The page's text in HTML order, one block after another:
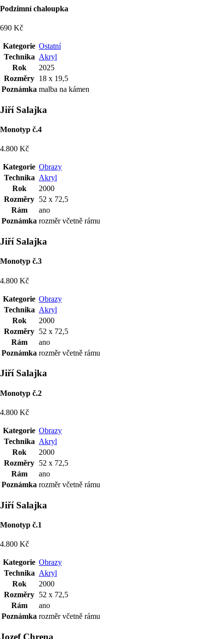
Podzimní chaloupka
690 Kč
Kategorie Ostatní
Technika Akryl
Rok
2025
Rozměry 18 x 19,5
Poznámka malba na kámen
Jiří Salajka
Monotyp č.4
4.800 Kč
Kategorie Obrazy
Technika Akryl
Rok
2000
Rozměry 52 x 72,5
Rám
ano
Poznámka rozměr včetně rámu
Jiří Salajka
Monotyp č.3
4.800 Kč
Kategorie Obrazy
Technika Akryl
Rok
2000
Rozměry 52 x 72,5
Rám
ano
Poznámka rozměr včetně rámu
Jiří Salajka
Monotyp č.2
4.800 Kč
Kategorie Obrazy
Technika Akryl
Rok
2000
Rozměry 52 x 72,5
Rám
ano
Poznámka rozměr včetně rámu
Jiří Salajka
Monotyp č.1
4.800 Kč
Kategorie Obrazy
Technika Akryl
Rok
2000
Rozměry 52 x 72,5
Rám
ano
Poznámka rozměr včetně rámu
Jozef Chrena